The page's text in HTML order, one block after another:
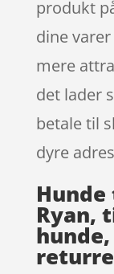
produkt
dine
mere
det lader
betale til
dyre
Ryan,